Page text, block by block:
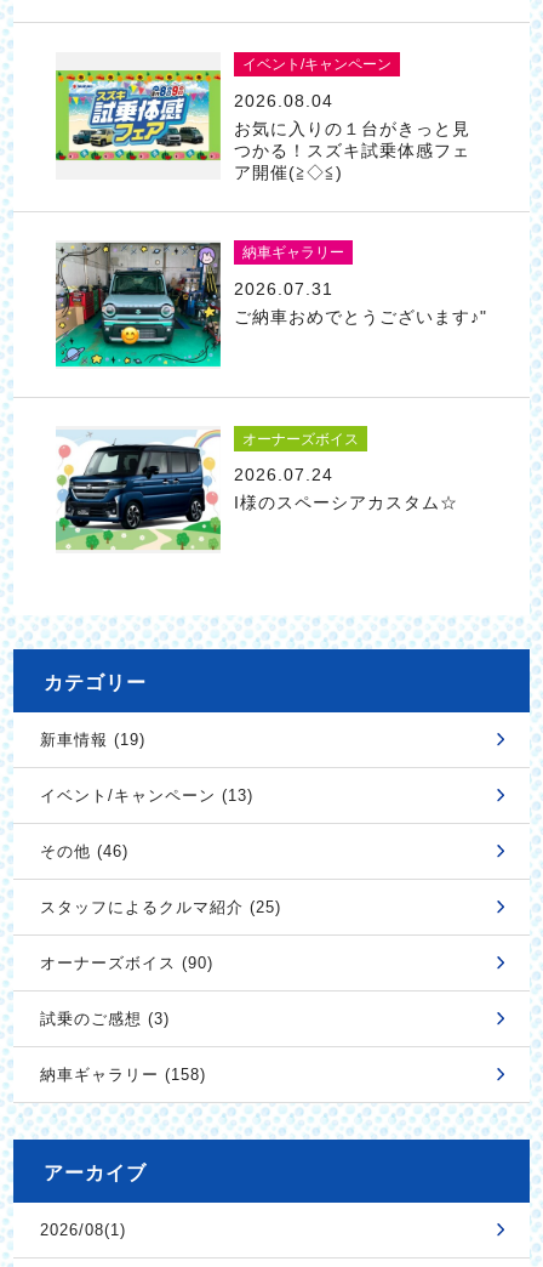
イベント/キャンペーン
2026.08.04
お気に入りの１台がきっと見
つかる！スズキ試乗体感フェ
ア開催(≧◇≦)
納車ギャラリー
2026.07.31
ご納車おめでとうございます♪"
オーナーズボイス
2026.07.24
I様のスペーシアカスタム☆
カテゴリー
新車情報 (19)
イベント/キャンペーン (13)
その他 (46)
スタッフによるクルマ紹介 (25)
オーナーズボイス (90)
試乗のご感想 (3)
納車ギャラリー (158)
アーカイブ
2026/08(1)